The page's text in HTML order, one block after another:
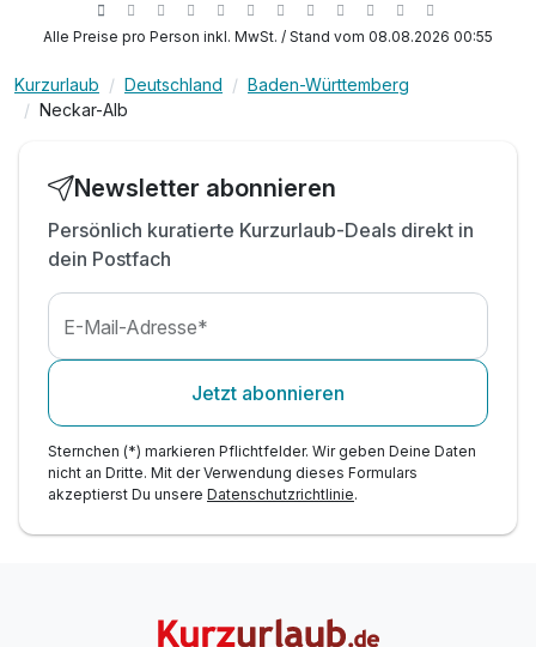
Ausstattung
Zusatznächte
Für 3 Tage p.P. ab331,00 €
inkl. 1 Flasche Mineralwasser auf dem Zimmer
inkl. WLAN
Alle Preise pro Person inkl. MwSt. / Stand vom 08.08.2026 00:55
Kurzurlaub Deutschland
Baden-Württemberg
Neckar-Alb
Newsletter abonnieren
Persönlich kuratierte Kurzurlaub-Deals direkt in
dein Postfach
E-Mail-Adresse*
Jetzt abonnieren
Sternchen (*) markieren Pflichtfelder. Wir geben Deine Daten
nicht an Dritte. Mit der Verwendung dieses Formulars
akzeptierst Du unsere Datenschutzrichtlinie.